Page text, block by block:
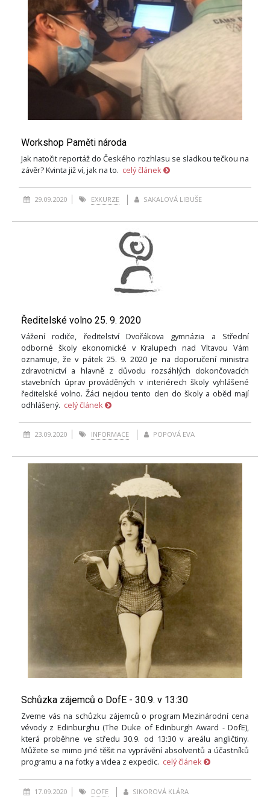
Workshop Paměti národa
Jak natočit reportáž do Českého rozhlasu se sladkou tečkou na
závěr? Kvinta již ví, jak na to. celý článek
29.09.2020 EXKURZE SAKALOVÁ LIBUŠE
Ředitelské volno 25. 9. 2020
Vážení rodiče, ředitelství Dvořákova gymnázia a Střední
odborné školy ekonomické v Kralupech nad Vltavou Vám
oznamuje, že v pátek 25. 9. 2020 je na doporučení ministra
zdravotnictví a hlavně z důvodu rozsáhlých dokončovacích
stavebních úprav prováděných v interiérech školy vyhlášené
ředitelské volno. Žáci nejdou tento den do školy a oběd mají
odhlášený. celý článek
23.09.2020 INFORMACE POPOVÁ EVA
Schůzka zájemců o DofE - 30.9. v 13:30
Zveme vás na schůzku zájemců o program Mezinárodní cena
vévody z Edinburghu (The Duke of Edinburgh Award - DofE),
která proběhne ve středu 30.9. od 13:30 v areálu angličtiny.
Můžete se mimo jiné těšit na vyprávění absolventů a účastníků
programu a na fotky a videa z expedic. celý článek
17.09.2020 DOFE SIKOROVÁ KLÁRA